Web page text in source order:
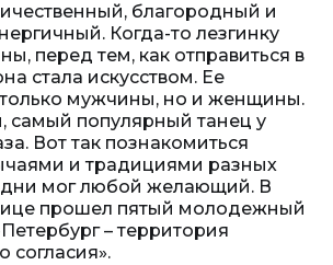
благородный и
Когда-то лезгинку
перед тем, как отправиться в
стала искусством. Ее
мужчины, но и женщины.
самый популярный танец у
Вот так познакомиться
и традициями разных
дни мог любой желающий. В
прошел пятый молодежный
– территория
согласия».